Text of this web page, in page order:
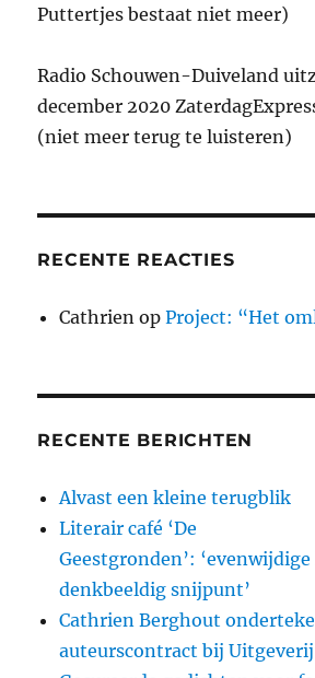
Puttertjes bestaat niet meer)
Radio Schouwen-Duiveland
december 2020
(niet meer terug te luisteren)
RECENTE REACTIES
Cathrien opProject: “Het
RECENTE BERICHTEN
Alvast een kleine terugblik
Literair café ‘De
Geestgronden’:
denkbeeldig snijpunt’
Cathrien Berghout
auteurscontract bij